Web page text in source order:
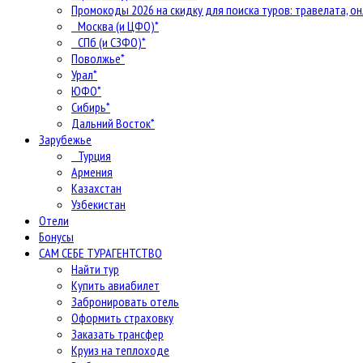
Промокоды 2026 на скидку для поиска туров: травелата,
Москва (и ЦФО)*
СПб (и СЗФО)*
Поволжье*
Урал*
ЮФО*
Сибирь*
Дальний Восток*
Зарубежье
Турция
Армения
Казахстан
Узбекистан
Отели
Бонусы
САМ СЕБЕ ТУРАГЕНТСТВО
Найти тур
Купить авиабилет
Забронировать отель
Оформить страховку
Заказать трансфер
Круиз на теплоходе